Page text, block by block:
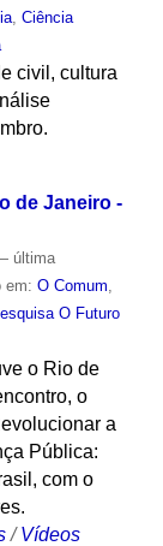
, Ciência
civil, cultura
de Janeiro -
última
em: O Comum
O Futuro
o Rio de
o
a
Pública:
com o
/Vídeos